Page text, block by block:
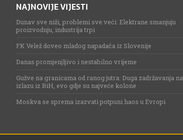
NAJNOVIJE VIJESTI
Dunav sve niži, problemi sve veći: Elektrane smanjuju
proizvodnju, industrija trpi
FK Velež doveo mladog napadača iz Slovenije
Danas promjenjljivo i nestabilno vrijeme
Gužve na granicama od ranog jutra: Duga zadržavanja na
izlazu iz BiH, evo gdje su najveće kolone
Moskva se sprema izazvati potpuni haos u Evropi